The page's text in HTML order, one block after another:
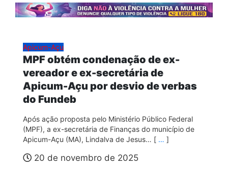
Apicum-Açu
MPF obtém condenação de ex-
vereador e ex-secretária de
Apicum-Açu por desvio de verbas
do Fundeb
Após ação proposta pelo Ministério Público Federal
(MPF), a ex-secretária de Finanças do município de
Apicum-Açu (MA), Lindalva de Jesus… [ … ]
20 de novembro de 2025